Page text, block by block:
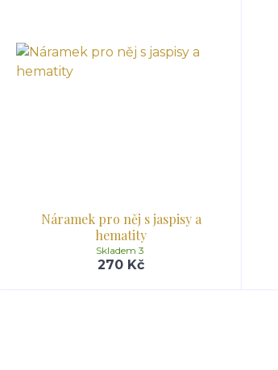
Náramek pro něj s jaspisy a
hematity
270 Kč
Skladem 3